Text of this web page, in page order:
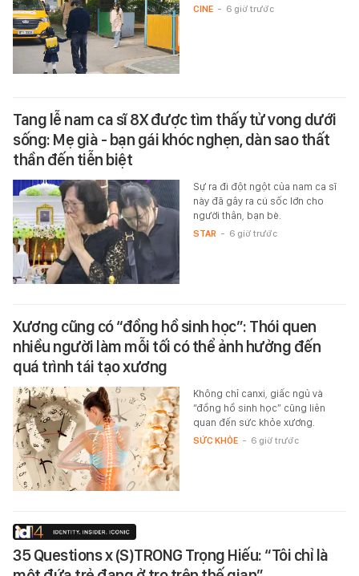
CINE - 6 giờ trước
Tang lễ nam ca sĩ 8X được tìm thấy tử vong dưới
sống: Mẹ già - bạn gái khóc nghẹn, dàn sao thất
thần đến tiễn biệt
Sự ra đi đột ngột của nam ca sĩ
này đã gây ra cú sốc lớn cho
người thân, bạn bè.
STAR - 6 giờ trước
Xương cũng có “đồng hồ sinh học”: Thói quen
nhiều người làm mỗi tối có thể ảnh hưởng đến
quá trình tái tạo xương
Không chỉ canxi, giấc ngủ và
“đồng hồ sinh học” cũng liên
quan đến sức khỏe xương.
SỨC KHỎE - 6 giờ trước
35 Questions x (S)TRONG Trọng Hiếu: “Tôi chỉ là